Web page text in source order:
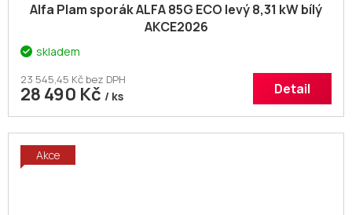
Alfa Plam sporák ALFA 85G ECO levý 8,31 kW bílý
AKCE2026
skladem
23 545,45 Kč bez DPH
28 490 Kč / ks Detail
Akce